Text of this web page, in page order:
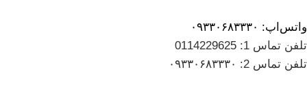
واتس‌اپ: ۰۹۳۳۰۶۸۳۳۳۰
تلفن تماس 1: 0114229625
تلفن تماس 2: ۰۹۳۳۰۶۸۳۳۳۰